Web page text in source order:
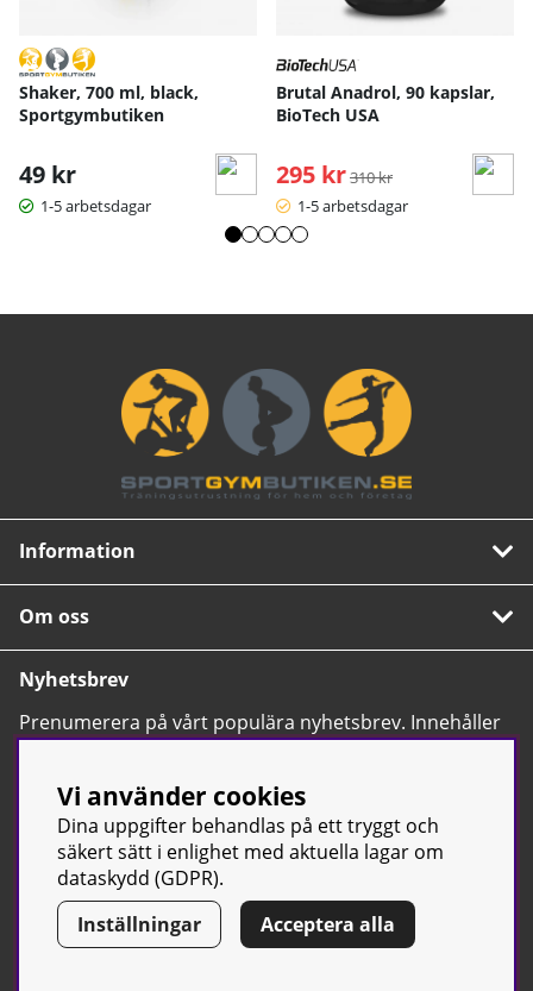
Shaker, 700 ml, black,
Sportgymbutiken
49 kr
1-5 arbetsdagar
Brutal Anadrol, 90 kapslar,
BioTech USA
295 kr Ordinarie pris:
310 kr
1-5 arbetsdagar
Information
Om oss
Nyhetsbrev
Prenumerera på vårt populära nyhetsbrev. Innehåller
tips, nyheter och våra allra bästa erbjudanden.
© Sport & Gym Butiken JTC AB | Kontakta oss| All rights reserved
| Org.nr: 556668-7058 | Tel: 0500-42 87 00
Vi använder cookies
Dina uppgifter behandlas på ett tryggt och
säkert sätt i enlighet med aktuella lagar om
dataskydd (GDPR).
Inställningar
Acceptera alla